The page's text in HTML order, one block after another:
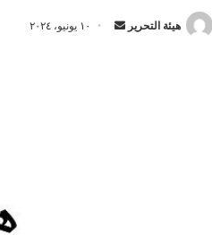
هيئة التحرير
أرسل
١٠ يونيو، ٢٠٢٤